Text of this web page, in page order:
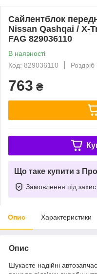
Сайлентблок
Nissan Qashqai / X-
FAG 829036110
В наявності
Код: 829036110
Роздріб
763 ₴
Що таке купити з
Замовлення під
Опис Характеристики
Опис
Шукаєте надійні